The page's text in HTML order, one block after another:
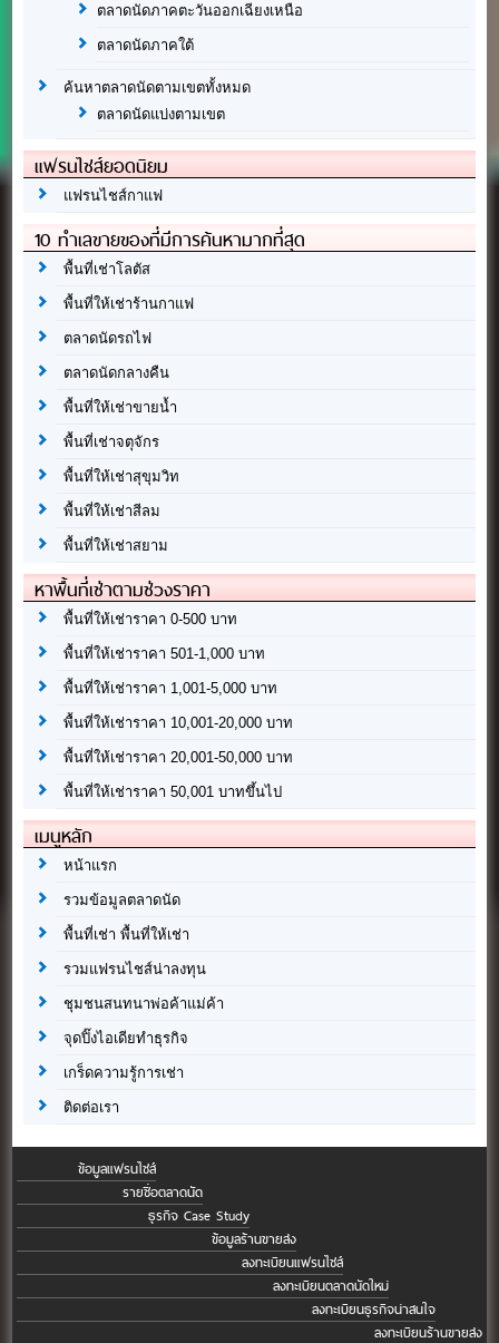
ตลาดนัดภาคตะวันออกเฉียงเหนือ
ตลาดนัดภาคใต้
ค้นหาตลาดนัดตามเขตทั้งหมด
ตลาดนัดแบ่งตามเขต
แฟรนไชส์ยอดนิยม
แฟรนไชส์กาแฟ
10 ทำเลขายของที่มีการค้นหามากที่สุด
พื้นที่เช่าโลตัส
พื้นที่ให้เช่าร้านกาแฟ
ตลาดนัดรถไฟ
ตลาดนัดกลางคืน
พื้นที่ให้เช่าขายน้ำ
พื้นที่เช่าจตุจักร
พื้นที่ให้เช่าสุขุมวิท
พื้นที่ให้เช่าสีลม
พื้นที่ให้เช่าสยาม
หาพื้นที่เช่าตามช่วงราคา
พื้นที่ให้เช่าราคา 0-500 บาท
พื้นที่ให้เช่าราคา 501-1,000 บาท
พื้นที่ให้เช่าราคา 1,001-5,000 บาท
พื้นที่ให้เช่าราคา 10,001-20,000 บาท
พื้นที่ให้เช่าราคา 20,001-50,000 บาท
พื้นที่ให้เช่าราคา 50,001 บาทขึ้นไป
เมนูหลัก
หน้าแรก
รวมข้อมูลตลาดนัด
พื้นที่เช่า พื้นที่ให้เช่า
รวมแฟรนไชส์น่าลงทุน
ชุมชนสนทนาพ่อค้าแม่ค้า
จุดปิ๊งไอเดียทำธุรกิจ
เกร็ดความรู้การเช่า
ติดต่อเรา
ข้อมูลแฟรนไชส์
รายชื่อตลาดนัด
ธุรกิจ Case Study
ข้อมูลร้านขายส่ง
ลงทะเบียนแฟรนไชส์
ลงทะเบียนตลาดนัดใหม่
ลงทะเบียนธุรกิจน่าสนใจ
ลงทะเบียนร้านขายส่ง